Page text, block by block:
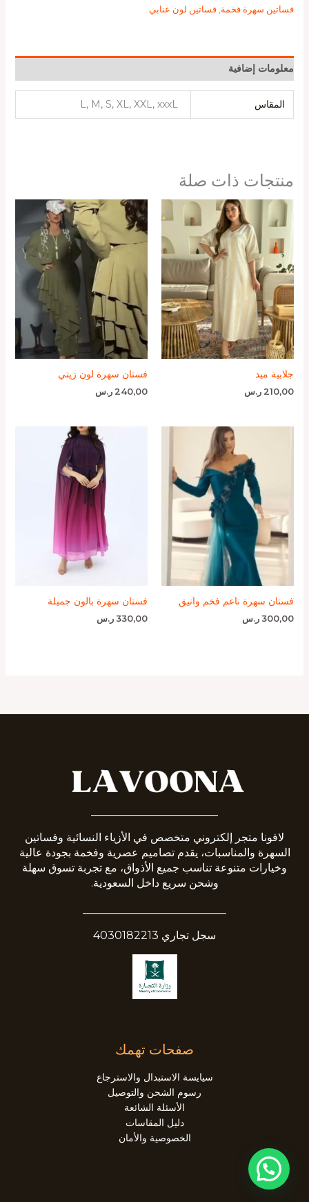
فساتين سهرة فخمة فساتين لون عنابي
معلومات إضافية
المقاس L, M, S, XL, XXL, xxxL
منتجات ذات صلة
جلابية ميد
210,00 ر.س
فستان سهرة لون زيتي
240,00 ر.س
فستان سهرة ناعم فخم وانيق
300,00 ر.س
فستان سهرة بالون جميلة
330,00 ر.س
لافونا متجر إلكتروني متخصص في الأزياء النسائية وفساتين
السهرة والمناسبات، يقدم تصاميم عصرية وفخمة بجودة عالية
وخيارات متنوعة تناسب جميع الأذواق، مع تجربة تسوق سهلة
وشحن سريع داخل السعودية.
سجل تجاري 4030182213
صفحات تهمك
سيايسة الاستبدال والاسترجاع
رسوم الشحن والتوصيل
الأسئلة الشائعة
دليل المقاسات
الخصوصية والأمان